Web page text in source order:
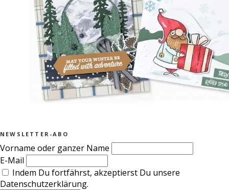
NEWSLETTER-ABO
Vorname oder ganzer Name
E-Mail
Indem Du fortfährst, akzeptierst Du unsere
Datenschutzerklärung.